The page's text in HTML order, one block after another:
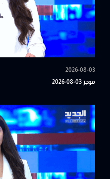
2026-08-03
موجز 03-08-2026